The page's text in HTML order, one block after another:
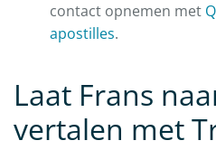
contact opnemen met
apostilles.
Laat Frans
vertalen met